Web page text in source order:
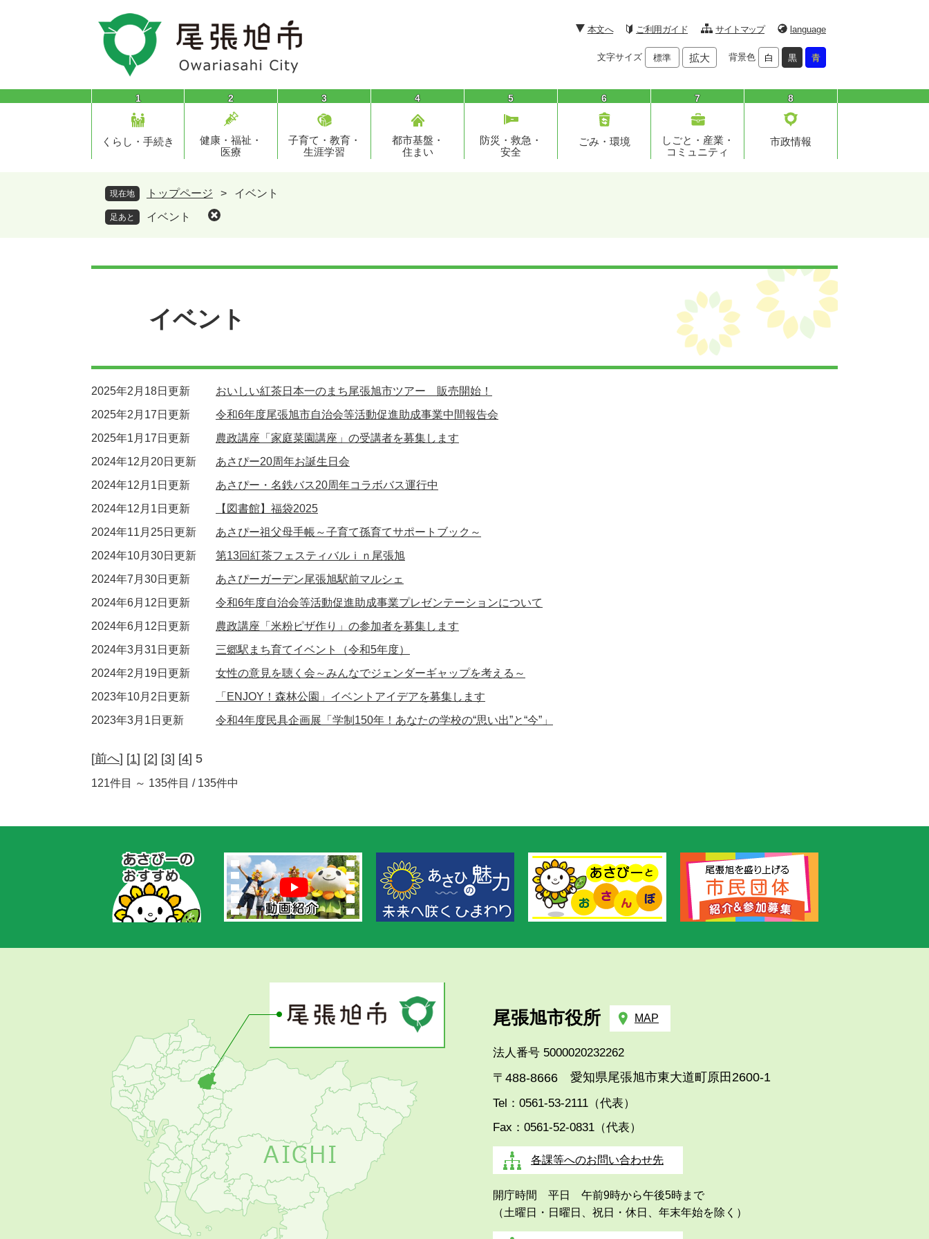
頭
飛
本文へ ご利用ガイド サイトマップ language
文字サイズ 標準 拡大 背景色 白 黒 青
1
くらし・手続き
2
健康・福祉・
医療
3
子育て・教育・
生涯学習
4
都市基盤・
住まい
5
防災・救急・
安全
6
ごみ・環境
7
しごと・産業・
コミュニティ
8
市政情報
現在地 トップページ > イベント
足あと イベント
イベント
2025年2月18日更新
おいしい紅茶日本一のまち尾張旭市ツアー 販売開始！
2025年2月17日更新
令和6年度尾張旭市自治会等活動促進助成事業中間報告会
2025年1月17日更新
農政講座「家庭菜園講座」の受講者を募集します
2024年12月20日更新
あさぴー20周年お誕生日会
2024年12月1日更新
あさぴー・名鉄バス20周年コラボバス運行中
2024年12月1日更新
【図書館】福袋2025
2024年11月25日更新
あさぴー祖父母手帳～子育て孫育てサポートブック～
2024年10月30日更新
第13回紅茶フェスティバルｉｎ尾張旭
2024年7月30日更新
あさぴーガーデン尾張旭駅前マルシェ
2024年6月12日更新
令和6年度自治会等活動促進助成事業プレゼンテーションについて
2024年6月12日更新
農政講座「米粉ピザ作り」の参加者を募集します
2024年3月31日更新
三郷駅まち育てイベント（令和5年度）
2024年2月19日更新
女性の意見を聴く会～みんなでジェンダーギャップを考える～
2023年10月2日更新
「ENJOY！森林公園」イベントアイデアを募集します
2023年3月1日更新
令和4年度民具企画展「学制150年！あなたの学校の“思い出”と“今”」
[前へ] [1] [2] [3] [4] 5
121件目 ～ 135件目 / 135件中
あ
す
め
尾張旭市役所 MAP
法人番号 5000020232262
〒488-8666 愛知県尾張旭市東大道町原田2600-1
Tel：0561-53-2111（代表）
Fax：0561-52-0831（代表）
各課等へのお問い合わせ先
開庁時間 平日 午前9時から午後5時まで
（土曜日・日曜日、祝日・休日、年末年始を除く）